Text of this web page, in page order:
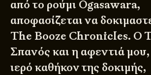
από το ρούμι Ogasawara,
αποφασίζεται να
The Booze Chronicles. Ο
Σπανός και η αφεντιά μου,
ιερό καθήκον της δοκιμής,